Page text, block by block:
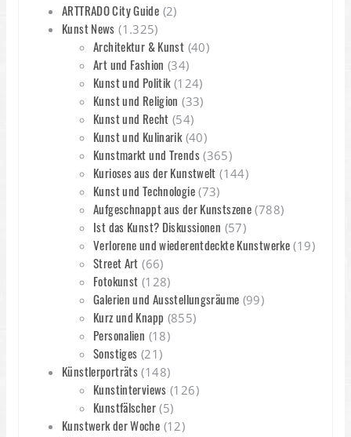
ARTTRADO City Guide (2)
Kunst News (1.325)
Architektur & Kunst (40)
Art und Fashion (34)
Kunst und Politik(124)
Kunst und Religion (33)
Kunst und Recht (54)
Kunst und Kulinarik(40)
Kunstmarkt und Trends(365)
Kurioses aus der Kunstwelt (144)
Kunst und Technologie(73)
Aufgeschnappt aus der Kunstszene (788)
Ist das Kunst? Diskussionen (57)
Verlorene und wiederentdeckte Kunstwerke (19)
Street Art (66)
Fotokunst (128)
Galerien und Ausstellungsräume (99)
Kurz und Knapp (855)
Personalien (18)
Sonstiges (21)
Künstlerporträts (148)
Kunstinterviews (126)
Kunstfälscher(5)
Kunstwerk der Woche (12)